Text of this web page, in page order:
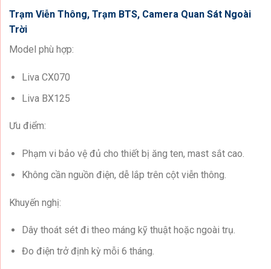
Trạm Viễn Thông, Trạm BTS, Camera Quan Sát Ngoài
Trời
Model phù hợp:
Liva CX070
Liva BX125
Ưu điểm:
Phạm vi bảo vệ đủ cho thiết bị ăng ten, mast sắt cao.
Không cần nguồn điện, dễ lắp trên cột viễn thông.
Khuyến nghị:
Dây thoát sét đi theo máng kỹ thuật hoặc ngoài trụ.
Đo điện trở định kỳ mỗi 6 tháng.